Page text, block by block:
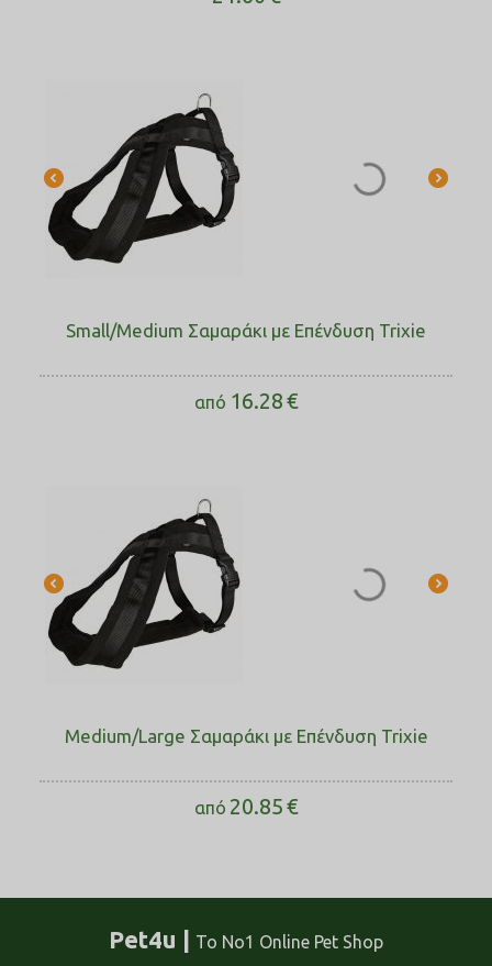
Small/Medium Σαμαράκι με Επένδυση Trixie
από 16.28€
Medium/Large Σαμαράκι με Επένδυση Trixie
από 20.85€
Pet4u | Το No1 Online Pet Shop